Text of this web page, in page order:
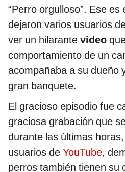
“Perro orgulloso”. Ese
dejaron varios usuarios
ver un hilarante video
comportamiento de un
acompañaba a su dueño
gran banquete.
El gracioso episodio fue
graciosa grabación que
durante las últimas
usuarios de YouTube,
perros también tienen su